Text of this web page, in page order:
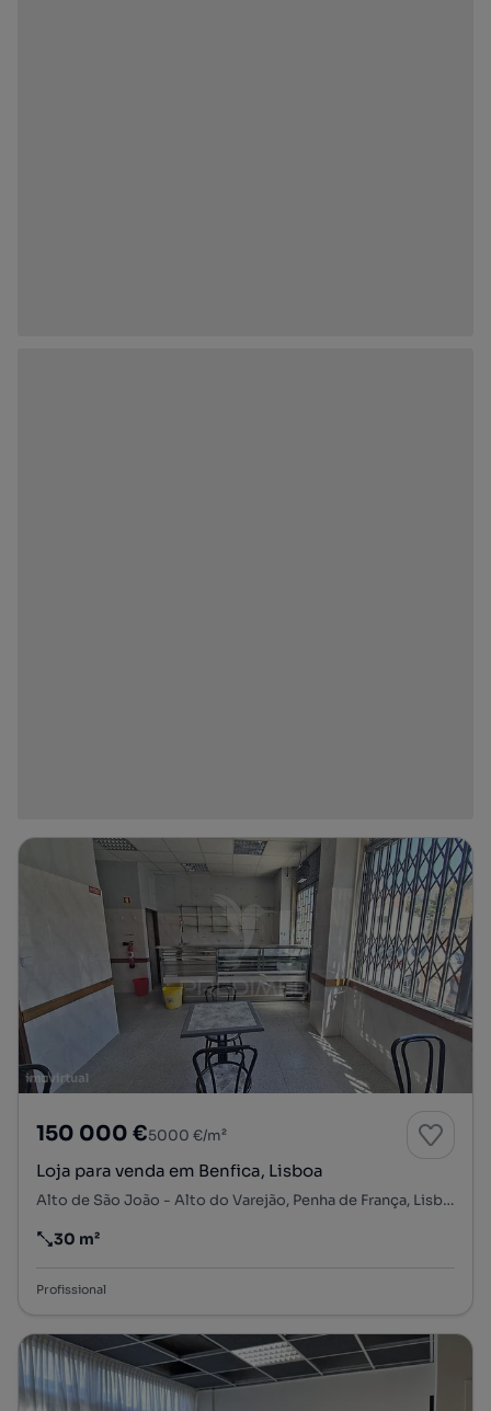
150 000 €5000 €/m²
Loja para venda em Benfica, Lisboa
Alto de São João - Alto do Varejão, Penha de França, Lisboa, Lisboa
Preço por metro quadrado
30 m²
Profissional